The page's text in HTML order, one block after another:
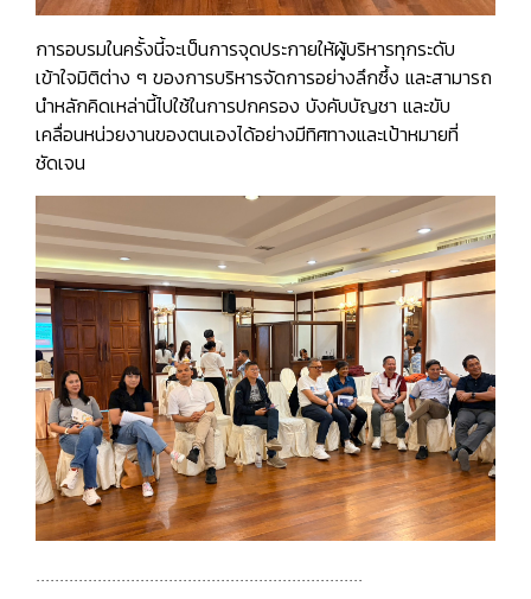
การอบรมในครั้งนี้จะเป็นการจุดประกายให้ผู้บริหารทุกระดับ
เข้าใจมิติต่าง ๆ ของการบริหารจัดการอย่างลึกซึ้ง และสามารถ
นำหลักคิดเหล่านี้ไปใช้ในการปกครอง บังคับบัญชา และขับ
เคลื่อนหน่วยงานของตนเองได้อย่างมีทิศทางและเป้าหมายที่
ชัดเจน
.....................................................................